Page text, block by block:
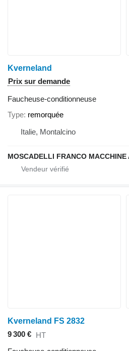
Kverneland
Prix sur demande
Faucheuse-conditionneuse
Type remorquée
Italie, Montalcino
MOSCADELLI FRANCO MACCHINE
Kverneland FS 2832
9 300 € HT